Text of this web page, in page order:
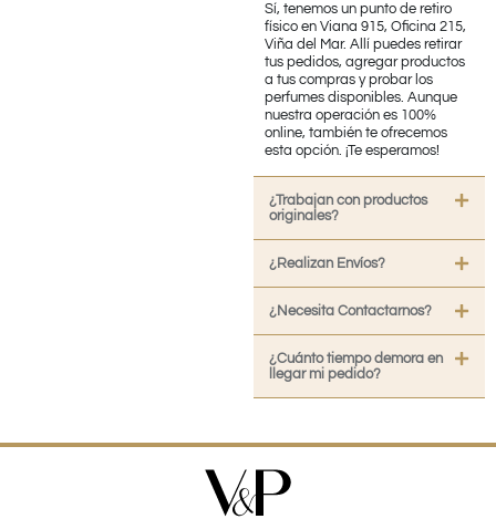
Sí, tenemos un punto de retiro
físico en Viana 915, Oficina 215,
Viña del Mar. Allí puedes retirar
tus pedidos, agregar productos
a tus compras y probar los
perfumes disponibles. Aunque
nuestra operación es 100%
online, también te ofrecemos
esta opción. ¡Te esperamos!
¿Trabajan con productos
originales?
¿Realizan Envíos?
¿Necesita Contactarnos?
¿Cuánto tiempo demora en
llegar mi pedido?